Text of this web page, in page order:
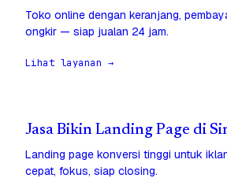
Toko online dengan keranjang,
ongkir — siap jualan 24 jam.
Lihat layanan →
Jasa Bikin Landing Page di
Landing page konversi tinggi untuk
cepat, fokus, siap closing.